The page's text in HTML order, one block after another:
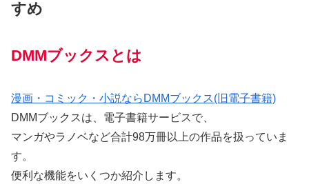
すめ
DMMブックスとは
漫画・コミック・小説ならDMMブックス(旧電子書籍)
DMMブックスは、電子書籍サービスで、
マンガやラノベなど合計98万冊以上の作品を扱っていま
す。
便利な機能をいくつか紹介します。